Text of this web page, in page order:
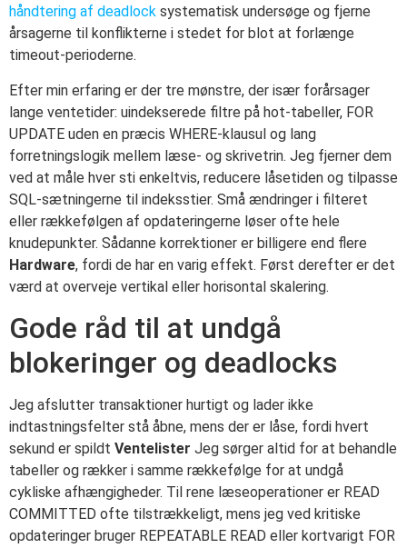
håndtering af deadlock systematisk undersøge og fjerne
årsagerne til konflikterne i stedet for blot at forlænge
timeout-perioderne.
Efter min erfaring er der tre mønstre, der især forårsager
lange ventetider: uindekserede filtre på hot-tabeller, FOR
UPDATE uden en præcis WHERE-klausul og lang
forretningslogik mellem læse- og skrivetrin. Jeg fjerner dem
ved at måle hver sti enkeltvis, reducere låsetiden og tilpasse
SQL-sætningerne til indeksstier. Små ændringer i filteret
eller rækkefølgen af opdateringerne løser ofte hele
knudepunkter. Sådanne korrektioner er billigere end flere
Hardware, fordi de har en varig effekt. Først derefter er det
værd at overveje vertikal eller horisontal skalering.
Gode råd til at undgå
blokeringer og deadlocks
Jeg afslutter transaktioner hurtigt og lader ikke
indtastningsfelter stå åbne, mens der er låse, fordi hvert
sekund er spildt Ventelister Jeg sørger altid for at behandle
tabeller og rækker i samme rækkefølge for at undgå
cykliske afhængigheder. Til rene læseoperationer er READ
COMMITTED ofte tilstrækkeligt, mens jeg ved kritiske
opdateringer bruger REPEATABLE READ eller kortvarigt FOR